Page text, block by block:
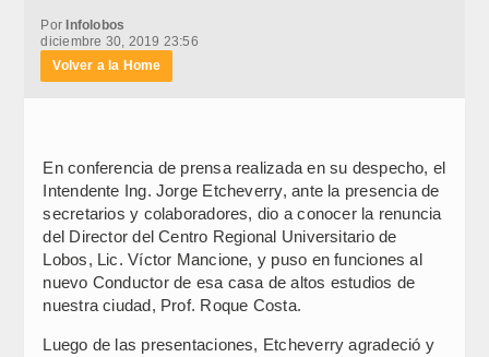
Por Infolobos
diciembre 30, 2019 23:56
Volver a la Home
En conferencia de prensa realizada en su despecho, el
Intendente Ing. Jorge Etcheverry, ante la presencia de
secretarios y colaboradores, dio a conocer la renuncia
del Director del Centro Regional Universitario de
Lobos, Lic. Víctor Mancione, y puso en funciones al
nuevo Conductor de esa casa de altos estudios de
nuestra ciudad, Prof. Roque Costa.
Luego de las presentaciones, Etcheverry agradeció y